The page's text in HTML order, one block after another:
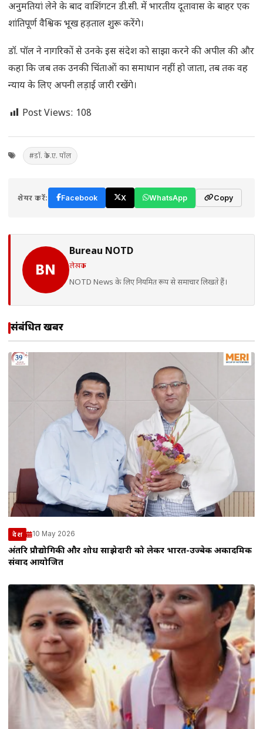
अनुमतियां लेने के बाद वाशिंगटन डी.सी. में भारतीय दूतावास के बाहर एक
शांतिपूर्ण वैश्विक भूख हड़ताल शुरू करेंगे।
डॉ. पॉल ने नागरिकों से उनके इस संदेश को साझा करने की अपील की और
कहा कि जब तक उनकी चिंताओं का समाधान नहीं हो जाता, तब तक वह
न्याय के लिए अपनी लड़ाई जारी रखेंगे।
Post Views: 108
#डॉ. के.ए. पॉल
शेयर करें: Facebook X WhatsApp Copy
BN
Bureau NOTD
लेखक
NOTD News के लिए नियमित रूप से समाचार लिखते हैं।
संबंधित खबरें
देश 10 May 2026
अंतरिक्ष प्रौद्योगिकी और शोध साझेदारी को लेकर भारत-उज्बेक अकादमिक
संवाद आयोजित